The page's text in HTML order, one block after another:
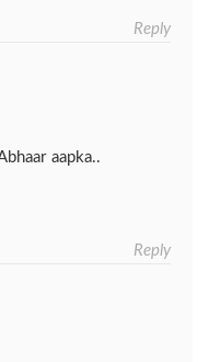
Reply
aapka..
Reply